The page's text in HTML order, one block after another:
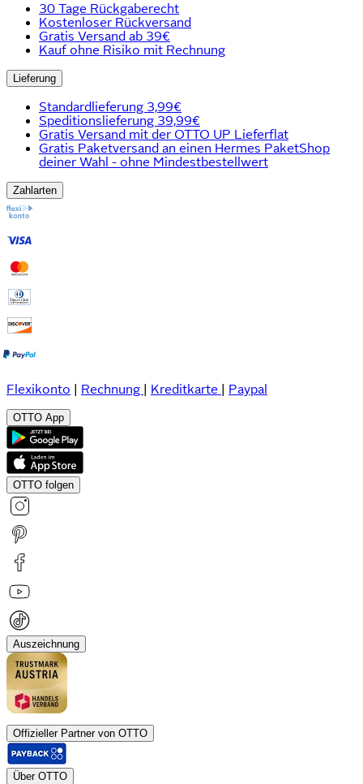
30 Tage Rückgaberecht
Kostenloser Rückversand
Gratis Versand ab 39€
Kauf ohne Risiko mit Rechnung
Lieferung
Standardlieferung 3,99€
Speditionslieferung 39,99€
Gratis Versand mit der OTTO UP Lieferflat
Gratis Paketversand an einen Hermes PaketShop
deiner Wahl - ohne Mindestbestellwert
Zahlarten
Flexikonto Rechnung Kreditkarte Paypal
OTTO App
OTTO folgen
Auszeichnung
Offizieller Partner von OTTO
Über OTTO